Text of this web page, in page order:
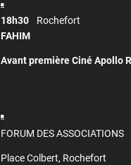
18h30
Rochefort
FAHIM
Avant première Ciné Apollo
FORUM DES ASSOCIATIONS
Place Colbert, Rochefort